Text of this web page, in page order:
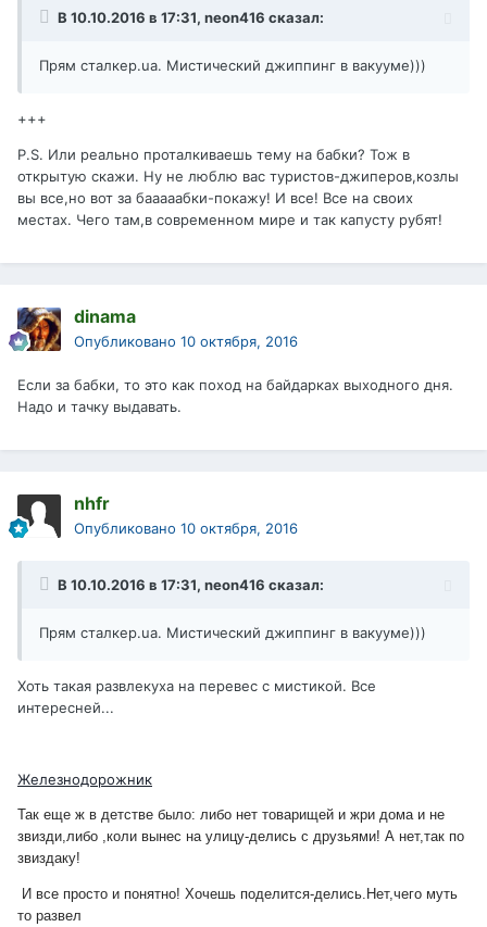
В 10.10.2016 в 17:31, neon416 сказал:
Прям сталкер.ua. Мистический джиппинг в вакууме)))
+++
P.S. Или реально проталкиваешь тему на бабки? Тож в
открытую скажи. Ну не люблю вас туристов-джиперов,козлы
вы все,но вот за бааааабки-покажу! И все! Все на своих
местах. Чего там,в современном мире и так капусту рубят!
dinama
Опубликовано 10 октября, 2016
Если за бабки, то это как поход на байдарках выходного дня.
Надо и тачку выдавать.
nhfr
Опубликовано 10 октября, 2016
В 10.10.2016 в 17:31, neon416 сказал:
Прям сталкер.ua. Мистический джиппинг в вакууме)))
Хоть такая развлекуха на перевес с мистикой. Все
интересней...
Железнодорожник
Так еще ж в детстве было: либо нет товарищей и жри дома и не
звизди,либо ,коли вынес на улицу-делись с друзьями! А нет,так по
звиздаку!
И все просто и понятно! Хочешь поделится-делись.Нет,чего муть
то развел